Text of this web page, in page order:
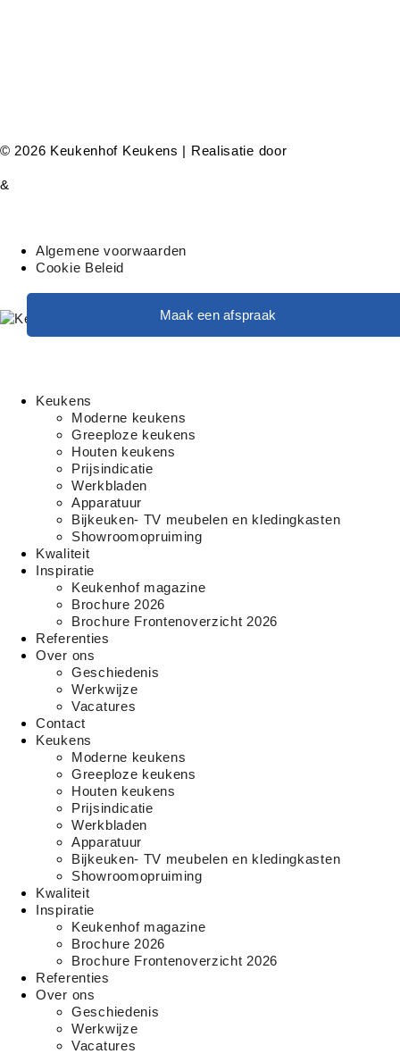
© 2026 Keukenhof Keukens | Realisatie door
&
Algemene voorwaarden
Cookie Beleid
Maak een afspraak
Keukens
Moderne keukens
Greeploze keukens
Houten keukens
Prijsindicatie
Werkbladen
Apparatuur
Bijkeuken- TV meubelen en kledingkasten
Showroomopruiming
Kwaliteit
Inspiratie
Keukenhof magazine
Brochure 2026
Brochure Frontenoverzicht 2026
Referenties
Over ons
Geschiedenis
Werkwijze
Vacatures
Contact
Keukens
Moderne keukens
Greeploze keukens
Houten keukens
Prijsindicatie
Werkbladen
Apparatuur
Bijkeuken- TV meubelen en kledingkasten
Showroomopruiming
Kwaliteit
Inspiratie
Keukenhof magazine
Brochure 2026
Brochure Frontenoverzicht 2026
Referenties
Over ons
Geschiedenis
Werkwijze
Vacatures